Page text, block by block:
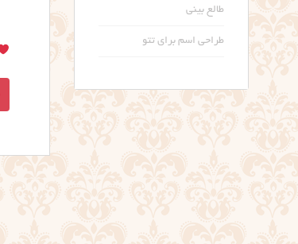
طالع بینی
طراحی اسم برای تتو